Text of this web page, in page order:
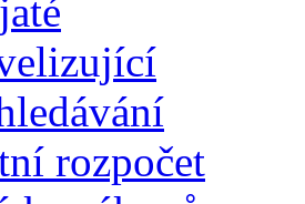
rozpočet